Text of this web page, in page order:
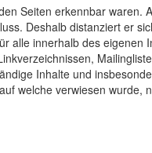
Seiten erkennbar waren.
Deshalb distanziert er
alle innerhalb des eigenen
Inhalte und
welche verwiesen wurde,